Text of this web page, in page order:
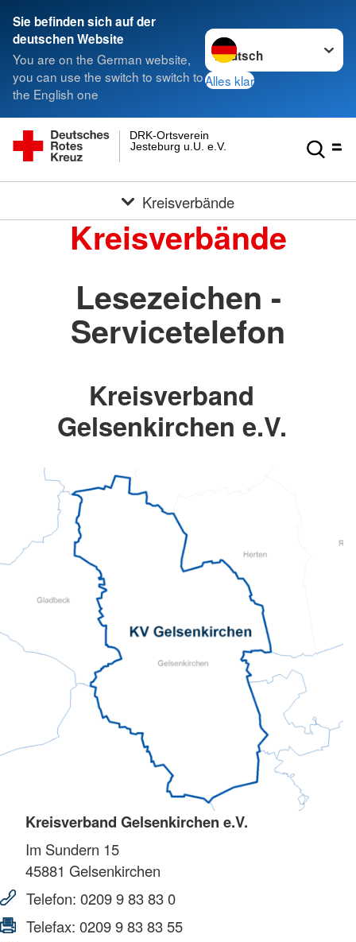
Sie befinden sich auf der
deutschen Website
You are on the German website,
you can use the switch to switch to
the English one
Sprache wechseln zu
Alles klar
Jesteburg u.U. e.V.
DRK-Ortsverein
Kreisverbände
Kreisverbände
Lesezeichen -
Servicetelefon
Kreisverband
Gelsenkirchen e.V.
Kreisverband Gelsenkirchen e.V.
Im Sundern 15
45881 Gelsenkirchen
Telefon: 0209 9 83 83 0
Telefax: 0209 9 83 83 55